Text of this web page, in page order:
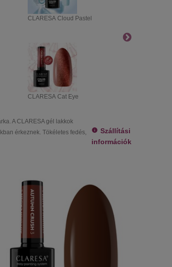
CLARESA Cloud Pastel
CLARESA Cat Eye
A CLARESA gél lakkok
érkeznek. Tökéletes fedés,
Szállítási
információk